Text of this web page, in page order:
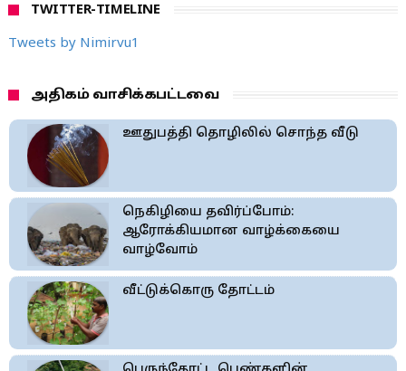
TWITTER-TIMELINE
Tweets by Nimirvu1
அதிகம் வாசிக்கபட்டவை
ஊதுபத்தி தொழிலில் சொந்த வீடு
நெகிழியை தவிர்ப்போம்:
ஆரோக்கியமான வாழ்க்கையை
வாழ்வோம்
வீட்டுக்கொரு தோட்டம்